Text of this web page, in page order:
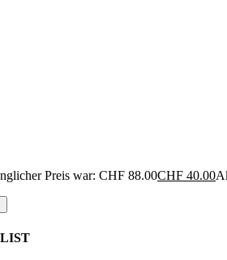
Preis war: CHF 88.00CHF 40.00